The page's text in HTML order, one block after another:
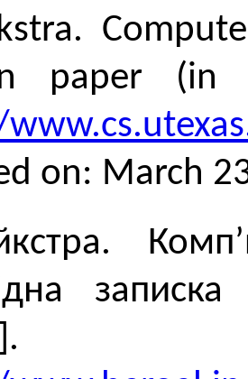
paper (in
on: March
записка